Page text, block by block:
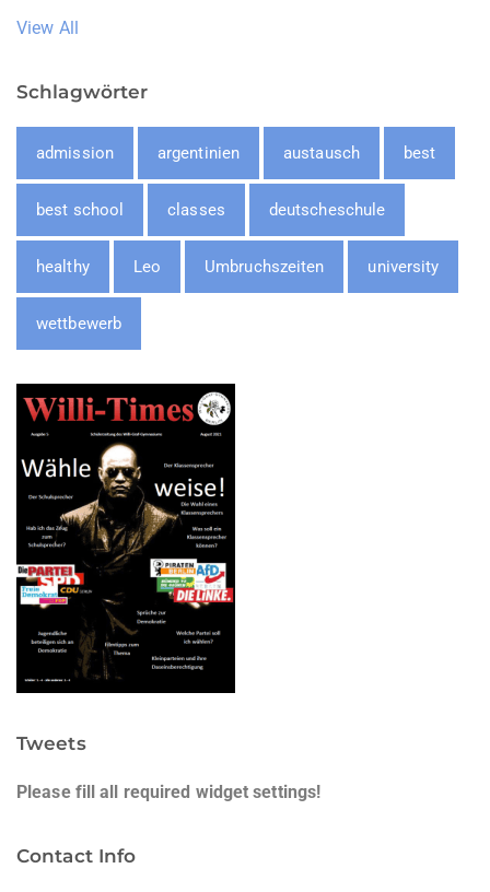
View All
Schlagwörter
admission argentinien austausch best
best school classes deutscheschule
healthy Leo Umbruchszeiten university
wettbewerb
Tweets
Please fill all required widget settings!
Contact Info